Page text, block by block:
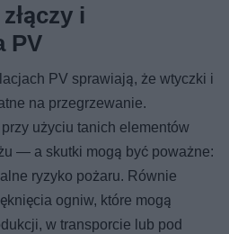
i
PV
PV sprawiają, że wtyczki i
na przegrzewanie.
użyciu tanich elementów
— a skutki mogą być poważne:
ryzyko pożaru. Równie
ogniw, które mogą
w transporcie lub pod